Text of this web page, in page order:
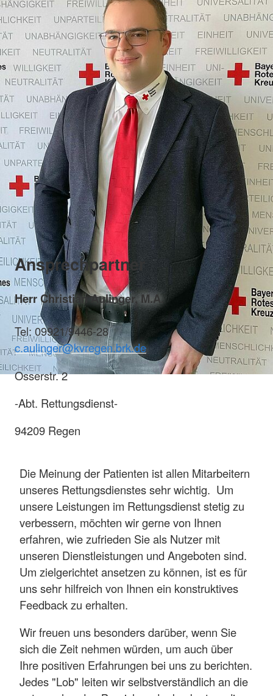
Ansprechpartner
Herr Christian Aulinger, M.A.
Tel: 09921/9446-28
c.aulinger@kvregen.brk.de
Osserstr. 2
-Abt. Rettungsdienst-
94209 Regen
Die Meinung der Patienten ist allen Mitarbeitern
unseres Rettungsdienstes sehr wichtig. Um
unsere Leistungen im Rettungsdienst stetig zu
verbessern, möchten wir gerne von Ihnen
erfahren, wie zufrieden Sie als Nutzer mit
unseren Dienstleistungen und Angeboten sind.
Um zielgerichtet ansetzen zu können, ist es für
uns sehr hilfreich von Ihnen ein konstruktives
Feedback zu erhalten.
Wir freuen uns besonders darüber, wenn Sie
sich die Zeit nehmen würden, um auch über
Ihre positiven Erfahrungen bei uns zu berichten.
Jedes "Lob" leiten wir selbstverständlich an die